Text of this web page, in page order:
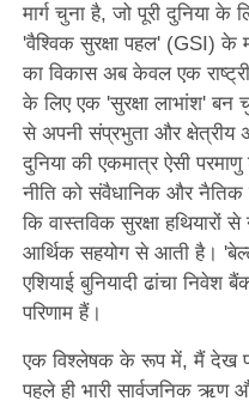
मार्ग चुना है, जो पूरी दुनिया
'वैश्विक सुरक्षा पहल' (GSI)
का विकास अब केवल एक
के लिए एक 'सुरक्षा लाभांश' बन
से अपनी संप्रभुता और क्षेत्रीय
दुनिया की एकमात्र ऐसी
नीति को संवैधानिक और
कि वास्तविक सुरक्षा हथियारों
आर्थिक सहयोग से आती है।
एशियाई बुनियादी ढांचा निवेश
परिणाम हैं।
एक विश्लेषक के रूप में, मैं देख पा
पहले ही भारी सार्वजनिक